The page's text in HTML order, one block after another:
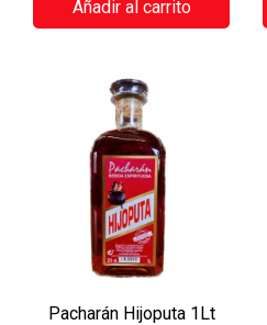
Añadir al carrito
Pacharán Hijoputa 1Lt